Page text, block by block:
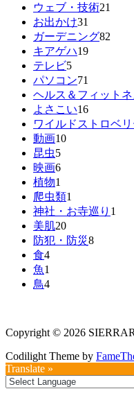
ウェブ・技術21
お出かけ31
ガーデニング82
キアゲハ19
テレビ5
パソコン71
ヘルス＆フィットネ
よさこい16
ワイルドストロベ
動画10
昆虫5
映画6
植物1
爬虫類1
神社・お寺巡り 1
美肌20
防犯・防災8
食4
魚1
鳥4
Copyright © 2026
Codilight Theme by
Translate »